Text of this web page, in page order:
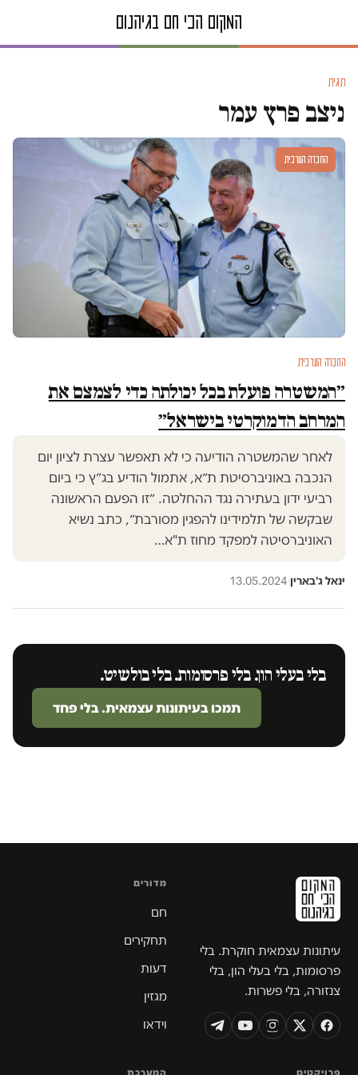
תגית
ניצב פרץ עמר
החברה הערבית
החברה הערבית
״המשטרה פועלת בכל יכולתה כדי לצמצם את
המרחב הדמוקרטי בישראל״
לאחר שהמשטרה הודיעה כי לא תאפשר עצרת לציון יום
הנכבה באוניברסיטת ת״א, אתמול הודיע בג״ץ כי ביום
רביעי ידון בעתירה נגד ההחלטה. ״זו הפעם הראשונה
שבקשה של תלמידינו להפגין מסורבת״, כתב נשיא
האוניברסיטה למפקד מחוז ת"א…
ינאל ג'בארין·
13.05.2024
בלי בעלי הון. בלי פרסומות. בלי בולשיט.
תמכו בעיתונות עצמאית. בלי פחד
עיתונות עצמאית חוקרת. בלי
פרסומות, בלי בעלי הון, בלי
צנזורה, בלי פשרות.
מדורים
חם
תחקירים
דעות
מגזין
וידאו
פרויקטים המערכת